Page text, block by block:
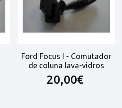
Ford Focus I - Comutador
de coluna lava-vidros
20,00€